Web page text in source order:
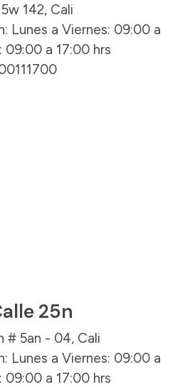
142, Cali
Lunes a Viernes: 09:00 a
09:00 a 17:00 hrs
25n
# 5an - 04, Cali
Lunes a Viernes: 09:00 a
09:00 a 17:00 hrs